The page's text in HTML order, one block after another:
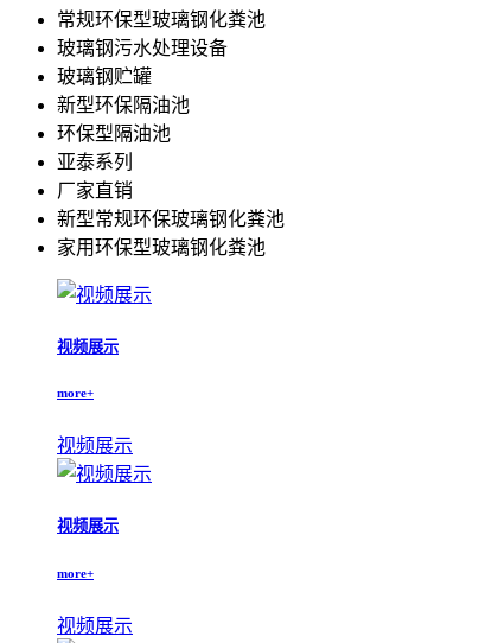
常规环保型玻璃钢化粪池
玻璃钢污水处理设备
玻璃钢贮罐
新型环保隔油池
环保型隔油池
亚泰系列
厂家直销
新型常规环保玻璃钢化粪池
家用环保型玻璃钢化粪池
视频展示
more+
视频展示
视频展示
more+
视频展示